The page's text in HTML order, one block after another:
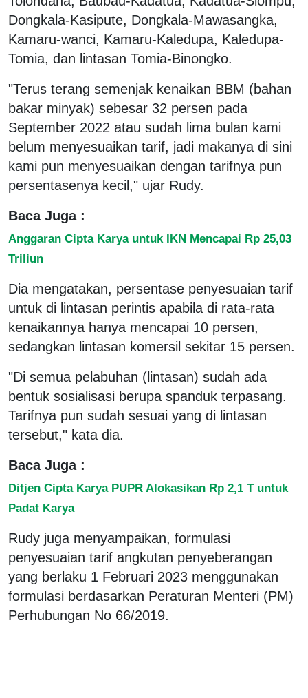
Dongkala-Kasipute, Dongkala-Mawasangka,
Kamaru-wanci, Kamaru-Kaledupa, Kaledupa-
Tomia, dan lintasan Tomia-Binongko.
"Terus terang semenjak kenaikan BBM (bahan
bakar minyak) sebesar 32 persen pada
September 2022 atau sudah lima bulan kami
belum menyesuaikan tarif, jadi makanya di sini
kami pun menyesuaikan dengan tarifnya pun
persentasenya kecil," ujar Rudy.
Baca Juga :
Anggaran Cipta Karya untuk IKN Mencapai Rp 25,03
Triliun
Dia mengatakan, persentase penyesuaian tarif
untuk di lintasan perintis apabila di rata-rata
kenaikannya hanya mencapai 10 persen,
sedangkan lintasan komersil sekitar 15 persen.
"Di semua pelabuhan (lintasan) sudah ada
bentuk sosialisasi berupa spanduk terpasang.
Tarifnya pun sudah sesuai yang di lintasan
tersebut," kata dia.
Baca Juga :
Ditjen Cipta Karya PUPR Alokasikan Rp 2,1 T untuk
Padat Karya
Rudy juga menyampaikan, formulasi
penyesuaian tarif angkutan penyeberangan
yang berlaku 1 Februari 2023 menggunakan
formulasi berdasarkan Peraturan Menteri (PM)
Perhubungan No 66/2019.